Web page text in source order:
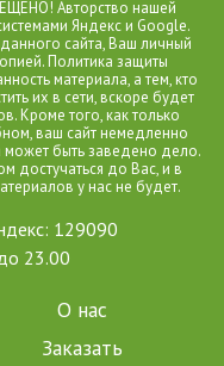
Авторство нашей
Яндекс и Google.
сайта, Ваш личный
Политика защиты
материала, а тем, кто
их в сети, вскоре будет
Кроме того, как только
ваш сайт немедленно
может быть заведено дело.
достучаться до Вас, и в
у нас не будет.
129090
23.00
О нас
Заказать